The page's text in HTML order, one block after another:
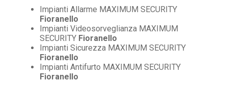
Impianti Allarme MAXIMUM SECURITY
Fioranello
Impianti Videosorveglianza MAXIMUM
SECURITY Fioranello
Impianti Sicurezza MAXIMUM SECURITY
Fioranello
Impianti Antifurto MAXIMUM SECURITY
Fioranello